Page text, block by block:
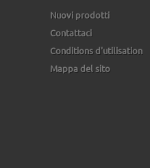
Nuovi prodotti
Contattaci
Conditions d'utilisation
Mappa del sito